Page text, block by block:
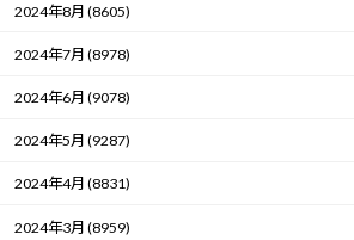
2024年8月 (8605)
2024年7月 (8978)
2024年6月 (9078)
2024年5月 (9287)
2024年4月 (8831)
2024年3月 (8959)